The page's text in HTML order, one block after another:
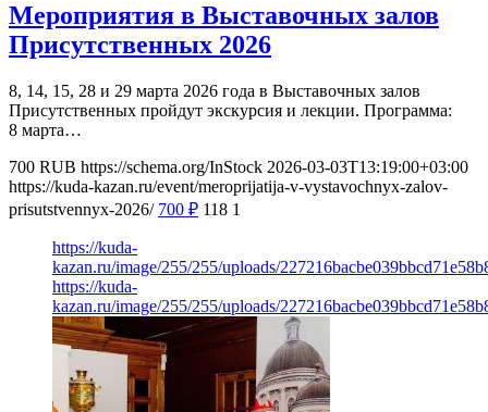
Мероприятия в Выставочных залов
Присутственных 2026
8, 14, 15, 28 и 29 марта 2026 года в Выставочных залов
Присутственных пройдут экскурсия и лекции. Программа:
8 марта…
700 RUB https://schema.org/InStock 2026-03-03T13:19:00+03:00
https://kuda-kazan.ru/event/meroprijatija-v-vystavochnyx-zalov-
prisutstvennyx-2026/ 700 ₽ 118 1
https://kuda-
kazan.ru/image/255/255/uploads/
https://kuda-
kazan.ru/image/255/255/uploads/